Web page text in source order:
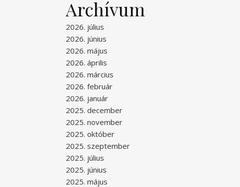
Archívum
2026. július
2026. június
2026. május
2026. április
2026. március
2026. február
2026. január
2025. december
2025. november
2025. október
2025. szeptember
2025. július
2025. június
2025. május